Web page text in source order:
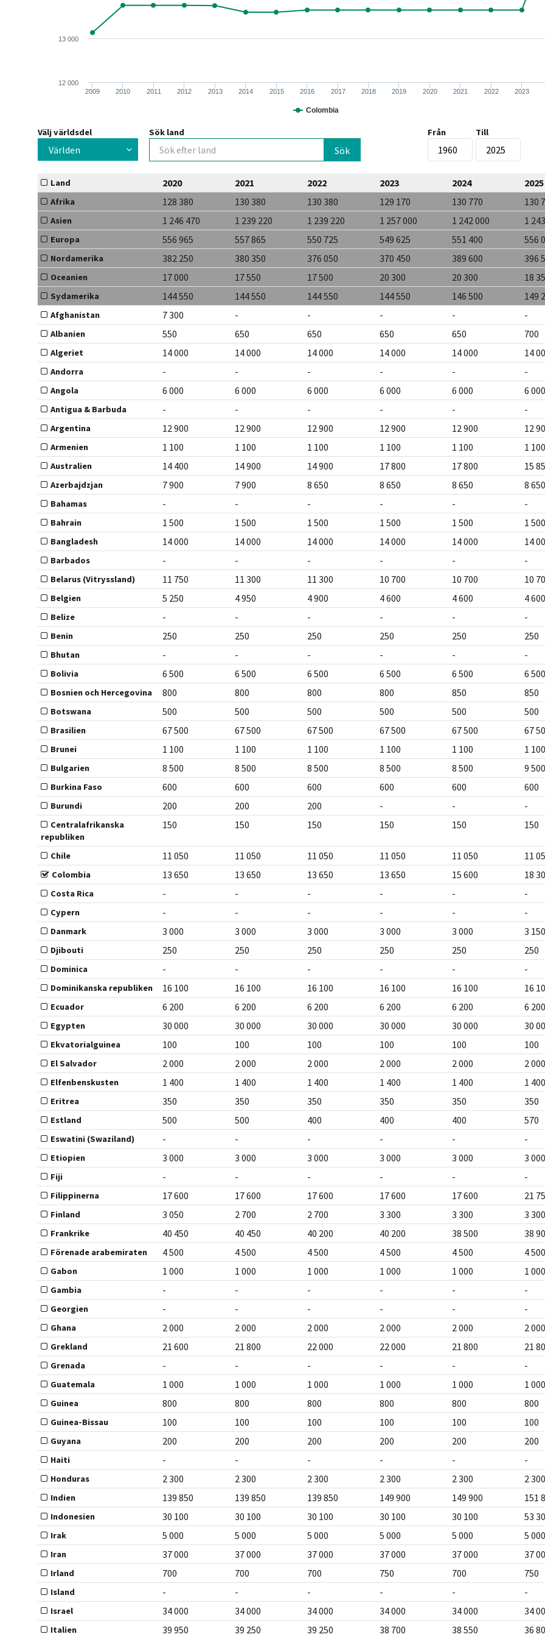
Colombia
2009 2010 2011 2012 2013 2014 2015 2016 2017 2018 2019 2020 2021 2022 2023
12 000
13 000
Välj världsdel
Världen
Sök land Från Till
Land 2020 2021 2022 2023 2024 2025
Afrika 128 380 130 380 130 380 129 170 130 770 130
Asien 1 246 470 1 239 220 1 239 220 1 257 000 1 242 000 1
Europa 556 965 557 865 550 725 549 625 551 400 556
Nordamerika 382 250 380 350 376 050 370 450 389 600 396
Oceanien 17 000 17 550 17 500 20 300 20 300 18
Sydamerika 144 550 144 550 144 550 144 550 146 500 149
Afghanistan 7 300 - - - - -
Albanien 550 650 650 650 650 700
Algeriet 14 000 14 000 14 000 14 000 14 000 14
Andorra - - - - - -
Angola 6 000 6 000 6 000 6 000 6 000 6 000
Antigua & Barbuda - - - - - -
Argentina 12 900 12 900 12 900 12 900 12 900 12
Armenien 1 100 1 100 1 100 1 100 1 100 1 100
Australien 14 400 14 900 14 900 17 800 17 800 15
Azerbajdzjan 7 900 7 900 8 650 8 650 8 650 8 650
Bahamas - - - - - -
Bahrain 1 500 1 500 1 500 1 500 1 500 1 500
Bangladesh 14 000 14 000 14 000 14 000 14 000 14
Barbados - - - - - -
Belarus (Vitryssland) 11 750 11 300 11 300 10 700 10 700 10
Belgien 5 250 4 950 4 900 4 600 4 600 4 600
Belize - - - - - -
Benin 250 250 250 250 250 250
Bhutan - - - - - -
Bolivia 6 500 6 500 6 500 6 500 6 500 6 500
Bosnien och Hercegovina 800 800 800 800 850 850
Botswana 500 500 500 500 500 500
Brasilien 67 500 67 500 67 500 67 500 67 500 67
Brunei 1 100 1 100 1 100 1 100 1 100 1 100
Bulgarien 8 500 8 500 8 500 8 500 8 500 9 500
Burkina Faso 600 600 600 600 600 600
Burundi 200 200 200 - - -
Centralafrikanska
republiken
150 150 150 150 150 150
Chile 11 050 11 050 11 050 11 050 11 050 11
Colombia 13 650 13 650 13 650 13 650 15 600 18
Costa Rica - - - - - -
Cypern - - - - - -
Danmark 3 000 3 000 3 000 3 000 3 000 3 150
Djibouti 250 250 250 250 250 250
Dominica - - - - - -
Dominikanska republiken 16 100 16 100 16 100 16 100 16 100 16
Ecuador 6 200 6 200 6 200 6 200 6 200 6 200
Egypten 30 000 30 000 30 000 30 000 30 000 30
Ekvatorialguinea 100 100 100 100 100 100
El Salvador 2 000 2 000 2 000 2 000 2 000 2 000
Elfenbenskusten 1 400 1 400 1 400 1 400 1 400 1 400
Eritrea 350 350 350 350 350 350
Estland 500 500 400 400 400 570
Eswatini (Swaziland) - - - - - -
Etiopien 3 000 3 000 3 000 3 000 3 000 3 000
Fiji - - - - - -
Filippinerna 17 600 17 600 17 600 17 600 17 600 21
Finland 3 050 2 700 2 700 3 300 3 300 3 300
Frankrike 40 450 40 450 40 200 40 200 38 500 38
Förenade arabemiraten 4 500 4 500 4 500 4 500 4 500 4 500
Gabon 1 000 1 000 1 000 1 000 1 000 1 000
Gambia - - - - - -
Georgien - - - - - -
Ghana 2 000 2 000 2 000 2 000 2 000 2 000
Grekland 21 600 21 800 22 000 22 000 21 800 21
Grenada - - - - - -
Guatemala 1 000 1 000 1 000 1 000 1 000 1 000
Guinea 800 800 800 800 800 800
Guinea-Bissau 100 100 100 100 100 100
Guyana 200 200 200 200 200 200
Haiti - - - - - -
Honduras 2 300 2 300 2 300 2 300 2 300 2 300
Indien 139 850 139 850 139 850 149 900 149 900 151
Indonesien 30 100 30 100 30 100 30 100 30 100 53
Irak 5 000 5 000 5 000 5 000 5 000 5 000
Iran 37 000 37 000 37 000 37 000 37 000 37
Irland 700 700 700 750 700 750
Island - - - - - -
Israel 34 000 34 000 34 000 34 000 34 000 34
Italien 39 950 39 250 39 250 38 700 38 550 36